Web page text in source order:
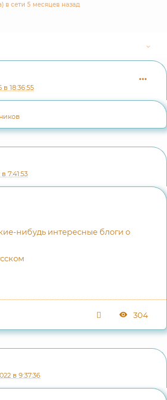
в сети 5 месяцев назад
18:36:55
7:41:53
нибудь интересные блоги о
304
в 9:37:36